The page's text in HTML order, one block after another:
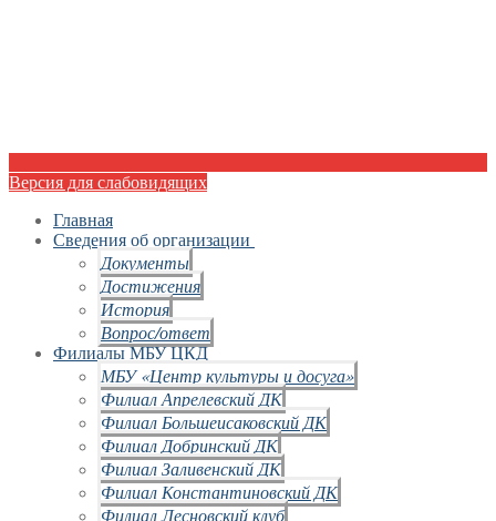
Версия для слабовидящих
Главная
Сведения об организации
Документы
Достижения
История
Вопрос/ответ
Филиалы МБУ ЦКД
МБУ «Центр культуры и досуга»
Филиал Апрелевский ДК
Филиал Большеисаковский ДК
Филиал Добринский ДК
Филиал Заливенский ДК
Филиал Константиновский ДК
Филиал Лесновский клуб